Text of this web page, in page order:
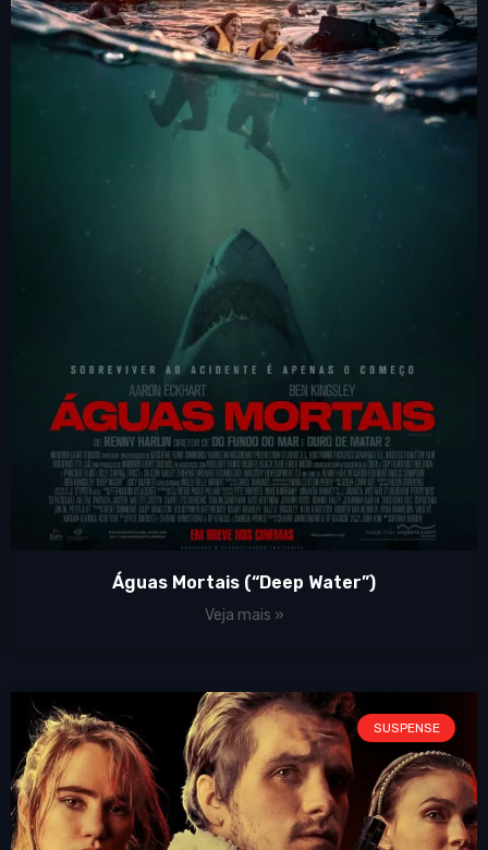
Águas Mortais (“Deep Water”)
Veja mais »
SUSPENSE